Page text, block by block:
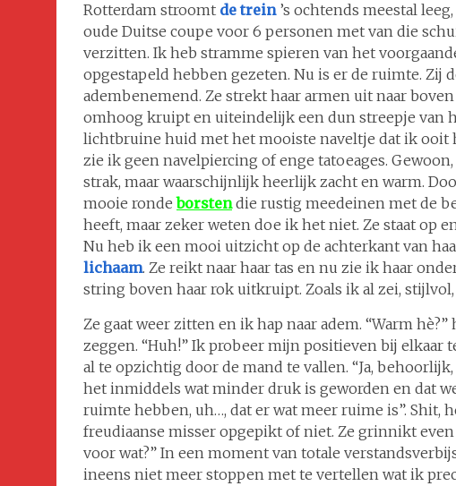
Rotterdam stroomt de trein’s ochtends meestal
oude Duitse coupe voor 6 personen met van die
verzitten. Ik heb stramme spieren van het
opgestapeld hebben gezeten. Nu is er de ruimte. Zij
adembenemend. Ze strekt haar armen uit naar
omhoog kruipt en uiteindelijk een dun streepje van
lichtbruine huid met het mooiste naveltje dat ik ooit
zie ik geen navelpiercing of enge tatoeages.
strak, maar waarschijnlijk heerlijk zacht en warm.
mooie rondeborstendie rustig meedeinen met de
heeft, maar zeker weten doe ik het niet. Ze staat op
Nu heb ik een mooi uitzicht op de achterkant van
lichaam. Ze reikt naar haar tas en nu zie ik haar
string boven haar rok uitkruipt. Zoals ik al zei,
Ze gaat weer zitten en ik hap naar adem. “Warm
zeggen. “Huh!” Ik probeer mijn positieven bij elkaar
al te opzichtig door de mand te vallen. “Ja,
het inmiddels wat minder druk is geworden en dat
ruimte hebben, uh…, dat er wat meer ruime is”. Shit,
freudiaanse misser opgepikt of niet. Ze grinnikt even
voor wat?” In een moment van totale
ineens niet meer stoppen met te vertellen wat ik